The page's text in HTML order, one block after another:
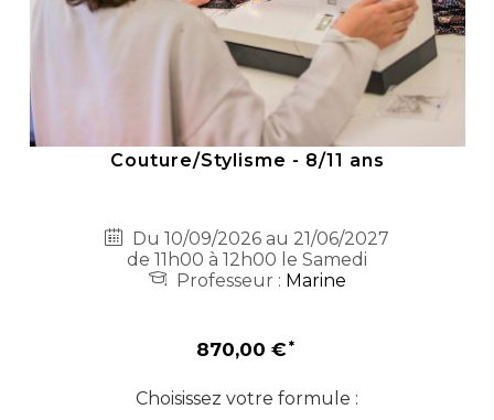
Couture/Stylisme - 8/11 ans
Du 10/09/2026 au 21/06/2027
de 11h00 à 12h00 le Samedi
Professeur : Marine
870,00 €
Choisissez votre formule :